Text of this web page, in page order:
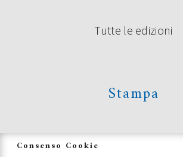
Tutte le edizioni
Stampa
Consenso Cookie